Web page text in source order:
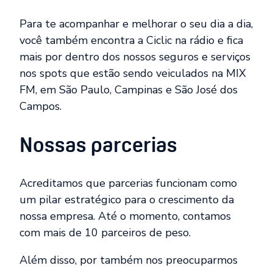
Para te acompanhar e melhorar o seu dia a dia,
você também encontra a Ciclic na rádio e fica
mais por dentro dos nossos seguros e serviços
nos spots que estão sendo veiculados na MIX
FM, em São Paulo, Campinas e São José dos
Campos.
Nossas parcerias
Acreditamos que parcerias funcionam como
um pilar estratégico para o crescimento da
nossa empresa. Até o momento, contamos
com mais de 10 parceiros de peso.
Além disso, por também nos preocuparmos